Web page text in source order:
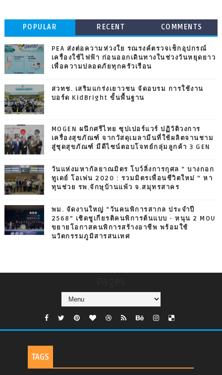
POPULAR RECENT COMMENTS
PEA ส่งต่อความห่วงใย รณรงค์ตรวจเช็กอุปกรณ์
เครื่องใช้ไฟฟ้า ก่อนออกเดินทางในช่วงวันหยุดยาว
เพื่อความปลอดภัยทุกครัวเรือน
สวทช. เสริมแกร่งเยาวชน จัดอบรม การใช้งาน
บอร์ด KidBright ขั้นพื้นฐาน
MOGEN ผนึกศรีไทย ซุปเปอร์แวร์ ปฏิวัติวงการ
เครื่องสุขภัณฑ์ จากวัสดุเมลามีนที่ใช้ผลิตจานชาม
สู่ชุดสุขภัณฑ์ มีดีไซน์ตอบโจทย์กลุ่มลูกค้า 3 GEN
วันแห่งมหากัลยาณมิตร โบว์ลิ่งการกุศล “ บางกอก
ทูเดย์ โอเพ่น 2020 : รวมมิตรเพื่อนชีวิตใหม่ ” หา
ทุนช่วย รพ.จักษุบ้านแพ้ว จ.สมุทรสาคร
พม. จัดงานใหญ่ “วันคนพิการสากล ประจำปี
2568” เชิดชูเกียรติคนพิการต้นแบบ - หนุน 2 MOU
ขยายโอกาสคนพิการสร้างอาชีพ พร้อมใช้
นวัตกรรมภูมิสารสนเทศ
TAGS